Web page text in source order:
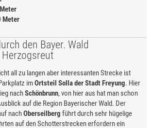
Meter
den Bayer. Wald
all zu langen aber interessanten Strecke ist
imOrtsteil Solla der Stadt Freyung. Hier
nachSchönbrunn, von hier aus hat man schon
auf die Region Bayerischer Wald. Der
nachOberseilbergführt durch sehr hügelige
auf den Schotterstrecken erfordern ein